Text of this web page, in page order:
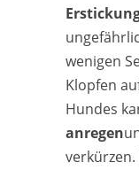
wenigen
Klopfen
Hundes
anregen